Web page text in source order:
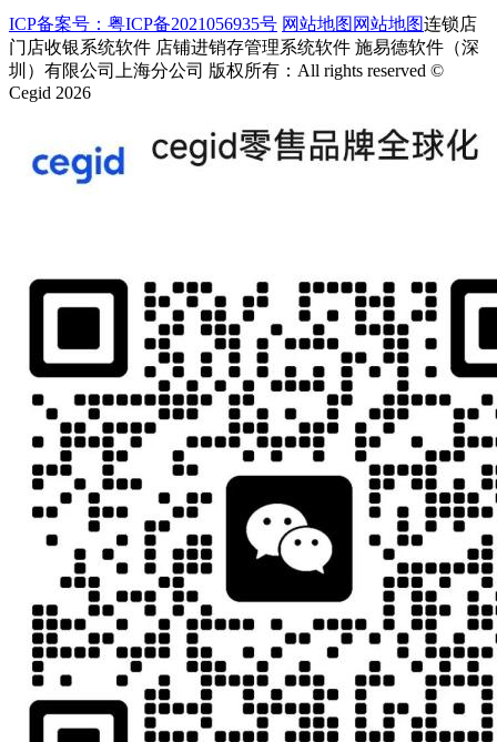
ICP备案号：粤ICP备2021056935号 网站地图 网站地图连锁店
门店收银系统软件 店铺进销存管理系统软件 施易德软件（深
圳）有限公司上海分公司 版权所有：All rights reserved ©
Cegid 2026